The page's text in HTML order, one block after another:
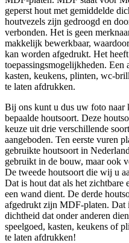
geperst hout met gemiddelde
houtvezels zijn gedroogd en
verbonden. Het is geen
makkelijk bewerkbaar,
kan worden afgedrukt. Het
toepassingsmogelijkheden.
kasten, keukens, plinten, wc-
te laten afdrukken.
Bij ons kunt u dus uw foto naar
bepaalde houtsoort. Deze
keuze uit drie verschillende
aangeboden. Ten eerste vuren
gebruikte houtsoort in
gebruikt in de bouw, maar ook
De tweede houtsoort die wij u
Dat is hout dat als het zichtbare
een wand dient. De derde
afgedrukt zijn MDF-platen. Dat
dichtheid dat onder anderen
speelgoed, kasten, keukens of
te laten afdrukken!